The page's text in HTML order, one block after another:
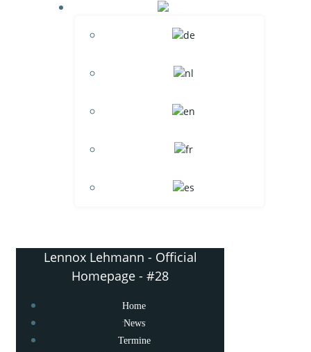
Lennox Lehmann - Official
Homepage - #28
Home
News
Termine